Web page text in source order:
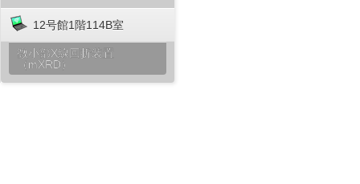
12号館1階114B室
微小部X線回折装置
（mXRD）